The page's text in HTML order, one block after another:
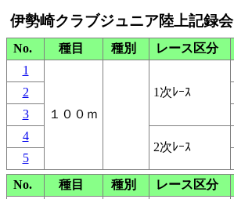
伊勢崎クラブジュニア陸上記録会
No. 種目 種別 レース区分
1
１００ｍ
1次ﾚｰｽ
2
3
4
2次ﾚｰｽ
5
No.
種目 種別 レース区分